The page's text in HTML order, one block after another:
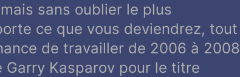
sans oublier le plus
ce que vous deviendrez, tout
de travailler de 2006 à 2008
Garry Kasparov pour le titre